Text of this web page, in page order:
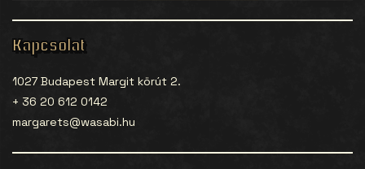
Kapcsolat
1027 Budapest Margit körút 2.
+ 36 20 612 0142
margarets@wasabi.hu